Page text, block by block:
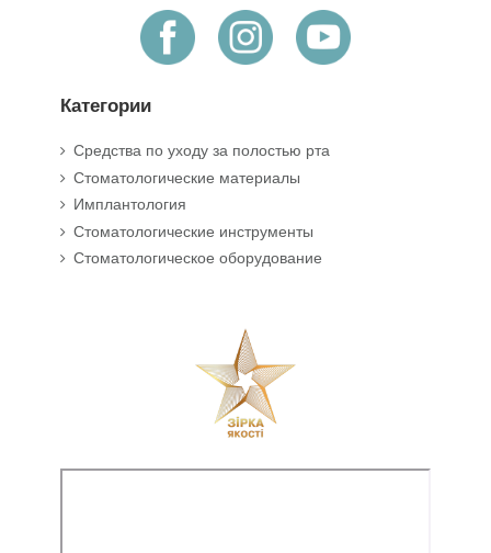
Категории
Средства по уходу за полостью рта
Стоматологические материалы
Имплантология
Стоматологические инструменты
Стоматологическое оборудование